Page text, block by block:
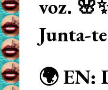
voz.
Junta-
🌍 EN: